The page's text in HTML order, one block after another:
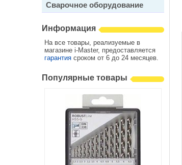
Сварочное оборудование
Информация
На все товары, реализуемые в
магазине i-Master, предоставляется
гарантия сроком от 6 до 24 месяцев.
Популярные товары